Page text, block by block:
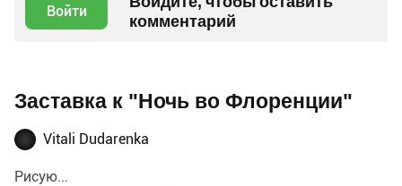
Войти
комментарий
Заставка к "Ночь во Флоренции"
Vitali Dudarenka
Рисую...